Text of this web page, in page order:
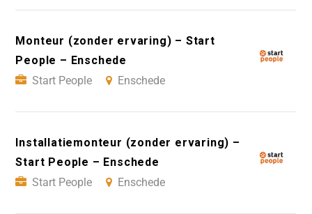
Monteur (zonder ervaring) – Start
People – Enschede
Start People
Enschede
Installatiemonteur (zonder ervaring) –
Start People – Enschede
Start People
Enschede